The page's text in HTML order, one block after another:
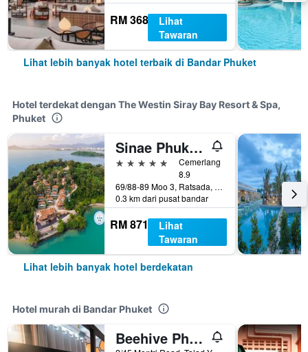
RM 368
Lihat
Tawaran
Lihat lebih banyak hotel terbaik di Bandar Phuket
Hotel terdekat dengan The Westin Siray Bay Resort & Spa,
Phuket
Sinae Phuket Luxury Hotel
5 bintang
Cemerlang
8.9
69/88-89 Moo 3, Ratsada, Bandar Phuket, Thailand
0.3 km dari pusat bandar
RM 871
Lihat
Tawaran
Lihat lebih banyak hotel berdekatan
Hotel murah di Bandar Phuket
Beehive Phuket Old Town Hostel